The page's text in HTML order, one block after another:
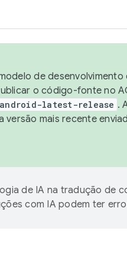
de
o código-fonte no
android-latest-release .
versão mais recente
de IA na tradução de
com IA podem ter